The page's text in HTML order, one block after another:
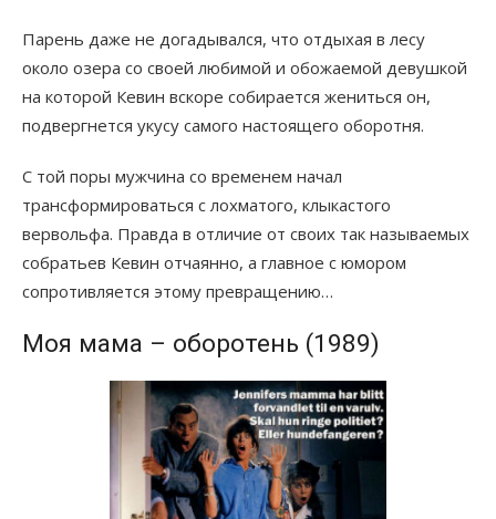
Парень даже не догадывался, что отдыхая в лесу
около озера со своей любимой и обожаемой девушкой
на которой Кевин вскоре собирается жениться он,
подвергнется укусу самого настоящего оборотня.
С той поры мужчина со временем начал
трансформироваться с лохматого, клыкастого
вервольфа. Правда в отличие от своих так называемых
собратьев Кевин отчаянно, а главное с юмором
сопротивляется этому превращению…
Моя мама – оборотень (1989)